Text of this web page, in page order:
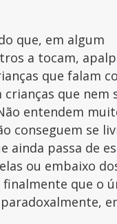
que, em algum
a tocam,
que falam
que nem
entendem
conseguem se
ainda passa de
ou embaixo
que o